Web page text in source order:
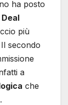
ha posto
più
secondo
a
che